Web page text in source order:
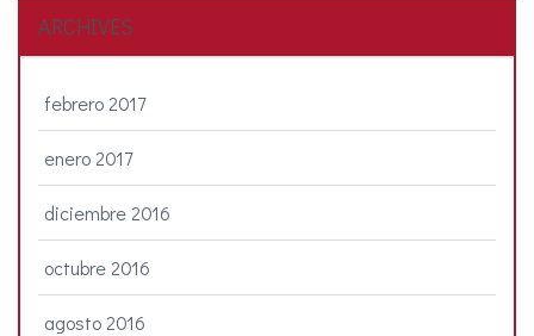
ARCHIVES
febrero 2017
enero 2017
diciembre 2016
octubre 2016
agosto 2016